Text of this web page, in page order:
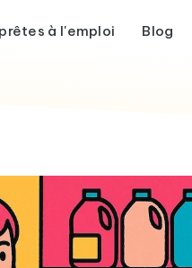
à l'emploi Blog